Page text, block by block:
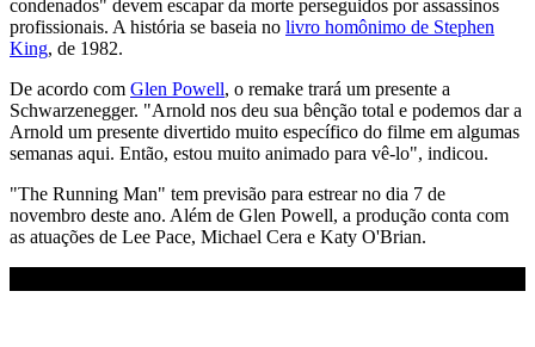
condenados" devem escapar da morte perseguidos por assassinos
profissionais. A história se baseia no livro homônimo de Stephen
King, de 1982.
De acordo com Glen Powell, o remake trará um presente a
Schwarzenegger. "Arnold nos deu sua bênção total e podemos dar a
Arnold um presente divertido muito específico do filme em algumas
semanas aqui. Então, estou muito animado para vê-lo", indicou.
"The Running Man" tem previsão para estrear no dia 7 de
novembro deste ano. Além de Glen Powell, a produção conta com
as atuações de Lee Pace, Michael Cera e Katy O'Brian.